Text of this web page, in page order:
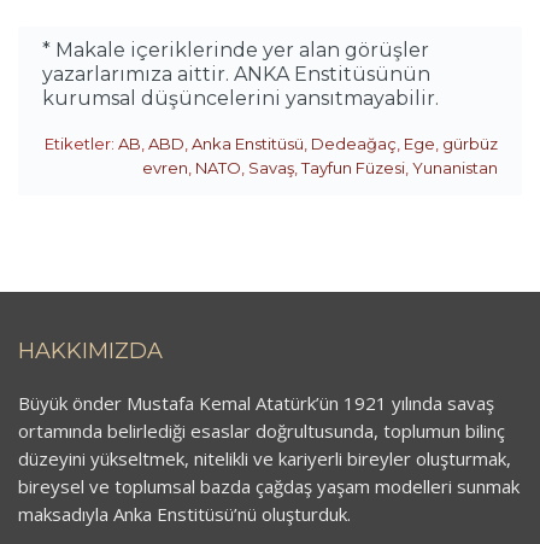
* Makale içeriklerinde yer alan görüşler
yazarlarımıza aittir. ANKA Enstitüsünün
kurumsal düşüncelerini yansıtmayabilir.
Etiketler: AB,ABD,Anka Enstitüsü, Dedeağaç, Ege, gürbüz
evren, NATO, Savaş,Tayfun Füzesi,Yunanistan
HAKKIMIZDA
Büyük önder Mustafa Kemal Atatürk’ün 1921 yılında savaş
ortamında belirlediği esaslar doğrultusunda, toplumun bilinç
düzeyini yükseltmek, nitelikli ve kariyerli bireyler oluşturmak,
bireysel ve toplumsal bazda çağdaş yaşam modelleri sunmak
maksadıyla Anka Enstitüsü’nü oluşturduk.